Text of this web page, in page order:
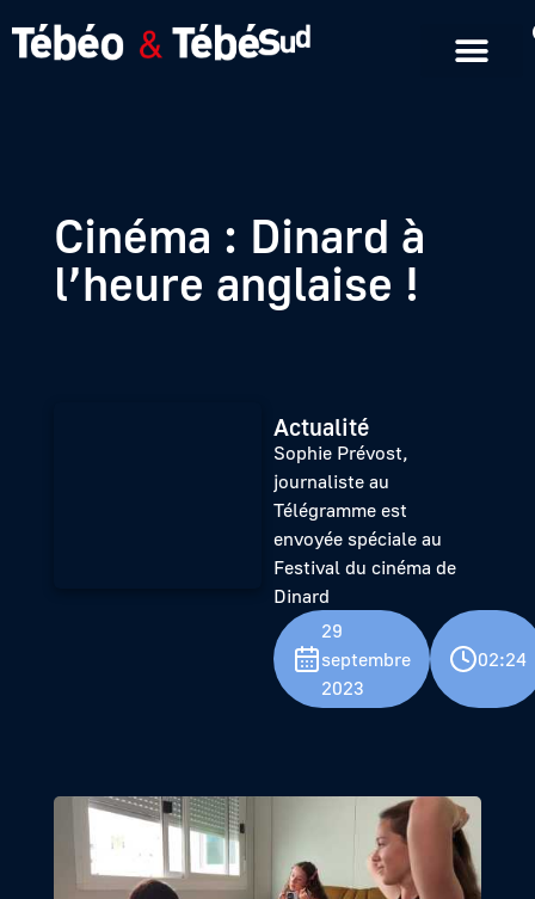
Cinéma : Dinard à
l’heure anglaise !
Actualité
Sophie Prévost,
journaliste au
Télégramme est
envoyée spéciale au
Festival du cinéma de
Dinard
29
septembre
2023
02:24